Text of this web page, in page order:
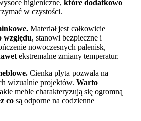
higieniczne,które dodatkowo
w czystości.
Materiał jest całkowicie
względu, stanowi bezpieczne i
nowoczesnych palenisk,
ekstremalne zmiany temperatur.
Cienka płyta pozwala na
wizualnie projektów.Warto
meble charakteryzują się ogromną
co są odporne na codzienne